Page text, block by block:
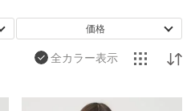
価格
全カラー表示